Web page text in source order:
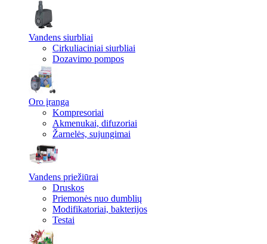
Vandens siurbliai
Cirkuliaciniai siurbliai
Dozavimo pompos
Oro įranga
Kompresoriai
Akmenukai, difuzoriai
Žarnelės, sujungimai
Vandens priežiūrai
Druskos
Priemonės nuo dumblių
Modifikatoriai, bakterijos
Testai